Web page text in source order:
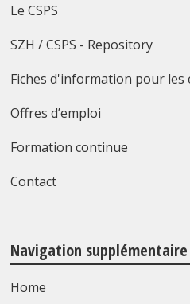
Le CSPS
SZH / CSPS - Repository
Fiches d'information pour les
Offres d’emploi
Formation continue
Contact
Navigation supplémentaire
Home